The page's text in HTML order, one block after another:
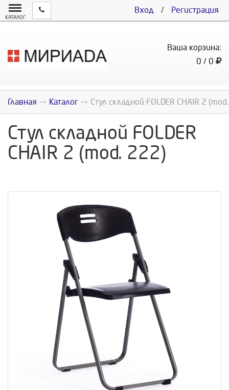
Вход / Регистрация
КАТАЛОГ
Ваша корзина:
0 / 0
Главная Каталог Стул складной FOLDER CHAIR 2
Стул складной FOLDER
CHAIR 2 (mod. 222)